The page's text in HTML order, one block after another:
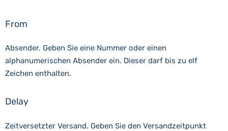
From
Absender. Geben Sie eine Nummer oder einen
alphanumerischen Absender ein. Dieser darf bis zu elf
Zeichen enthalten.
Delay
Zeitversetzter Versand. Geben Sie den Versandzeitpunkt